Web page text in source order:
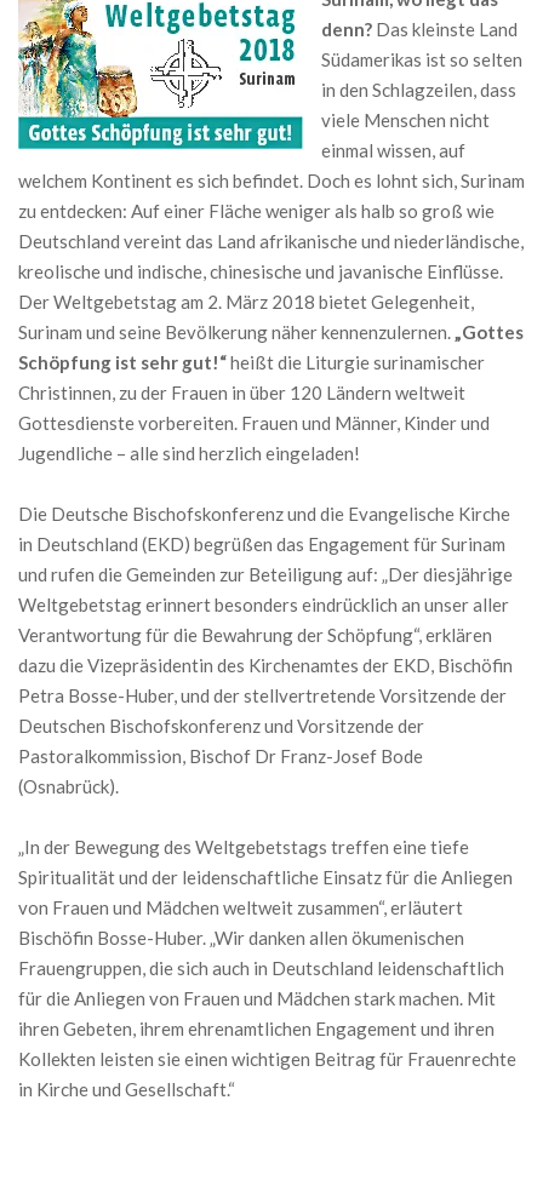
denn? Das kleinste Land
Südamerikas ist so selten
in den Schlagzeilen, dass
viele Menschen nicht
einmal wissen, auf
welchem Kontinent es sich befindet. Doch es lohnt sich, Surinam
zu entdecken: Auf einer Fläche weniger als halb so groß wie
Deutschland vereint das Land afrikanische und niederländische,
kreolische und indische, chinesische und javanische Einflüsse.
Der Weltgebetstag am 2. März 2018 bietet Gelegenheit,
Surinam und seine Bevölkerung näher kennenzulernen.„Gottes
Schöpfung ist sehr gut!“heißt die Liturgie surinamischer
Christinnen, zu der Frauen in über 120 Ländern weltweit
Gottesdienste vorbereiten. Frauen und Männer, Kinder und
Jugendliche – alle sind herzlich eingeladen!
Die Deutsche Bischofskonferenz und die Evangelische Kirche
in Deutschland (EKD) begrüßen das Engagement für Surinam
und rufen die Gemeinden zur Beteiligung auf: „Der diesjährige
Weltgebetstag erinnert besonders eindrücklich an unser aller
Verantwortung für die Bewahrung der Schöpfung“, erklären
dazu die Vizepräsidentin des Kirchenamtes der EKD, Bischöfin
Petra Bosse-Huber, und der stellvertretende Vorsitzende der
Deutschen Bischofskonferenz und Vorsitzende der
Pastoralkommission, Bischof Dr Franz-Josef Bode
(Osnabrück).
„In der Bewegung des Weltgebetstags treffen eine tiefe
Spiritualität und der leidenschaftliche Einsatz für die Anliegen
von Frauen und Mädchen weltweit zusammen“, erläutert
Bischöfin Bosse-Huber. „Wir danken allen ökumenischen
Frauengruppen, die sich auch in Deutschland leidenschaftlich
für die Anliegen von Frauen und Mädchen stark machen. Mit
ihren Gebeten, ihrem ehrenamtlichen Engagement und ihren
Kollekten leisten sie einen wichtigen Beitrag für Frauenrechte
in Kirche und Gesellschaft.“